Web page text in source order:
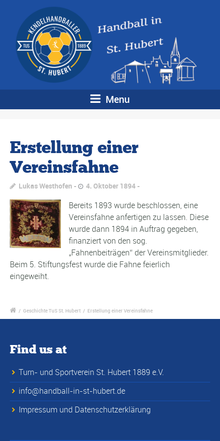
Menu
Erstellung einer
Vereinsfahne
Lukas Westhofen 4. Oktober 1894
Bereits 1893 wurde beschlossen, eine
Vereinsfahne anfertigen zu lassen. Diese
wurde dann 1894 in Auftrag gegeben,
finanziert von den sog.
„Fahnenbeiträgen“ der Vereinsmitglieder.
Beim 5. Stiftungsfest wurde die Fahne feierlich
eingeweiht.
/ Geschichte TuS St. Hubert / Erstellung einer Vereinsfahne
Find us at
Turn- und Sportverein St. Hubert 1889 e.V.
info@handball-in-st-hubert.de
Impressum und Datenschutzerklärung